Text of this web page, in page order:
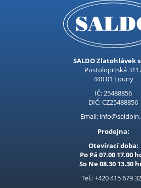
Brusky na vrtáky
Brusky pilových řetězů
Demoliční kladiva
Dvoukotoučové brusky
Excentrické brusky
SALDO Zlatohlávek
Postoloprtská
440 01 Louny
IČ: 25488856
DIČ: CZ25488856
Email:
Prodejna:
Otevírací doba:
Po Pá 07.00 17.00
So Ne 08.30 13.30
Tel.: +420 415 679